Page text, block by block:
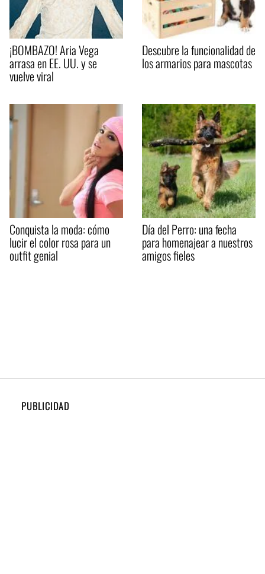
¡BOMBAZO! Aria Vega
arrasa en EE. UU. y se
vuelve viral
Descubre la funcionalidad de
los armarios para mascotas
Conquista la moda: cómo
lucir el color rosa para un
outfit genial
Día del Perro: una fecha
para homenajear a nuestros
amigos fieles
PUBLICIDAD